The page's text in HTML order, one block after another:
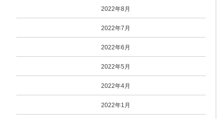
2022年8月
2022年7月
2022年6月
2022年5月
2022年4月
2022年1月